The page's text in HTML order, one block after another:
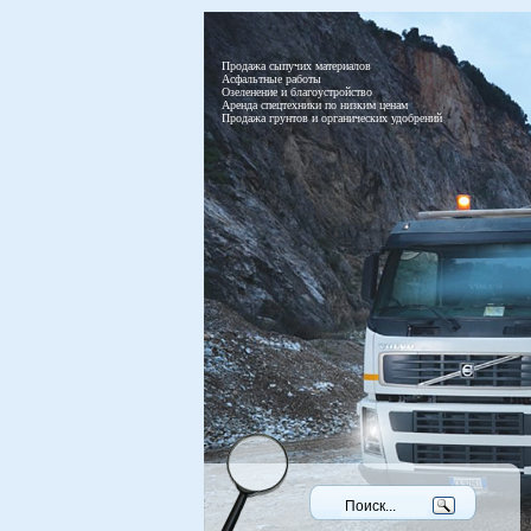
Продажа сыпучих материалов
Асфальтные работы
Озеленение и благоустройство
Аренда спецтехники по низким ценам
Продажа грунтов и органических удобрений